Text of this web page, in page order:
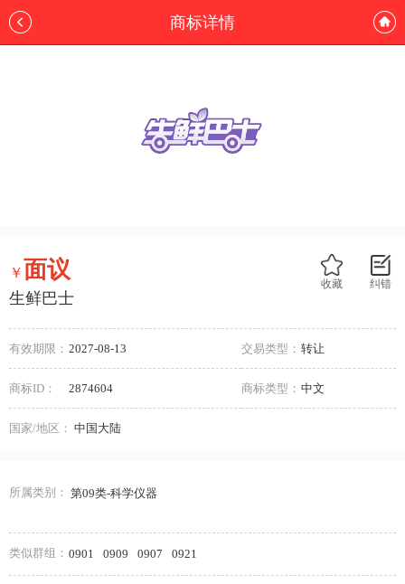
商标详情
纠错
收藏
￥面议
生鲜巴士
有效期限： 2027-08-13 交易类型： 转让
商标ID： 2874604 商标类型： 中文
国家/地区： 中国大陆
所属类别： 第09类-科学仪器
类似群组： 0901 0909 0907 0921